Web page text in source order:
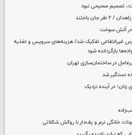
تصمیم صحیحی نبود
جان باختند
غیرانتفاعی تفکیک شد/ هزینه‌های سرویس و تغذیه
بازگردانده شود
در ساختمان‌سازی تهران
دستگیر شد
در آینده نزدیک
خانگی نرم و پف‌دار با روکش شکلاتی